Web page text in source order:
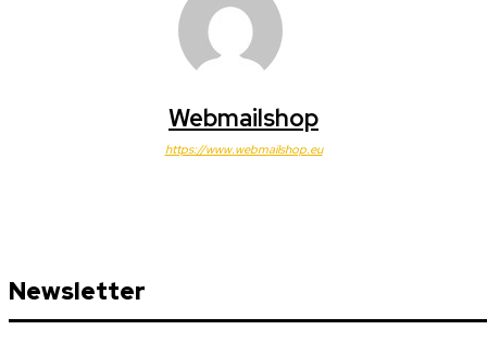
Webmailshop
https://www.webmailshop.eu
Newsletter